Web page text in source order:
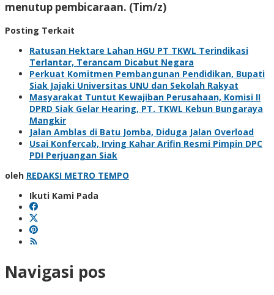
menutup pembicaraan. (Tim/z)
Posting Terkait
Ratusan Hektare Lahan HGU PT TKWL Terindikasi
Terlantar, Terancam Dicabut Negara
Perkuat Komitmen Pembangunan Pendidikan, Bupati
Siak Jajaki Universitas UNU dan Sekolah Rakyat
Masyarakat Tuntut Kewajiban Perusahaan, Komisi II
DPRD Siak Gelar Hearing, PT. TKWL Kebun Bungaraya
Mangkir
Jalan Amblas di Batu Jomba, Diduga Jalan Overload
Usai Konfercab, Irving Kahar Arifin Resmi Pimpin DPC
PDI Perjuangan Siak
oleh REDAKSI METRO TEMPO
Ikuti Kami Pada
Navigasi pos